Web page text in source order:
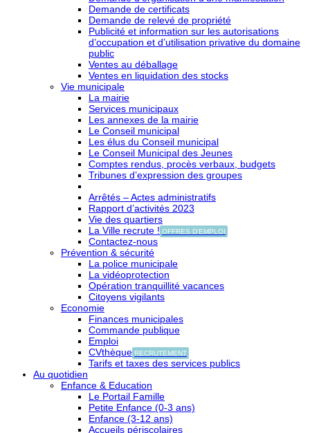
Demande de certificats
Demande de relevé de propriété
Publicité et information sur les autorisations
d’occupation et d’utilisation privative du domaine
public
Ventes au déballage
Ventes en liquidation des stocks
Vie municipale
La mairie
Services municipaux
Les annexes de la mairie
Le Conseil municipal
Les élus du Conseil municipal
Le Conseil Municipal des Jeunes
Comptes rendus, procès verbaux, budgets
Tribunes d’expression des groupes
Arrêtés – Actes administratifs
Rapport d’activités 2023
Vie des quartiers
La Ville recrute ! OFFRES D'EMPLOI
Contactez-nous
Prévention & sécurité
La police municipale
La vidéoprotection
Opération tranquillité vacances
Citoyens vigilants
Economie
Finances municipales
Commande publique
Emploi
CVthèque RECRUTEMENT
Tarifs et taxes des services publics
Au quotidien
Enfance & Education
Le Portail Famille
Petite Enfance (0-3 ans)
Enfance (3-12 ans)
Accueils périscolaires